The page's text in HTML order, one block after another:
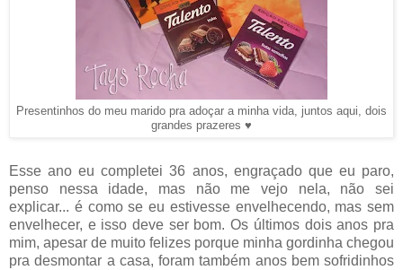
Presentinhos do meu marido pra adoçar a minha vida, juntos aqui, dois
grandes prazeres ♥
Esse ano eu completei 36 anos, engraçado que eu paro,
penso nessa idade, mas não me vejo nela, não sei
explicar... é como se eu estivesse envelhecendo, mas sem
envelhecer, e isso deve ser bom. Os últimos dois anos pra
mim, apesar de muito felizes porque minha gordinha chegou
pra desmontar a casa, foram também anos bem sofridinhos